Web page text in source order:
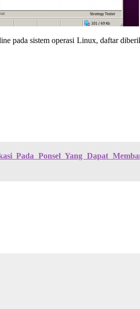
pada sistem operasi Linux, daftar
Pada Ponsel Yang Dapat